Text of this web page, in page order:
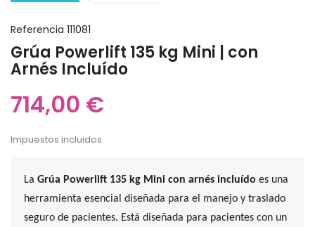
Referencia 111081
Grúa Powerlift 135 kg Mini | con
Arnés Incluído
714,00 €
Impuestos incluidos
La Grúa Powerlift 135 kg Mini con arnés incluído es una
herramienta esencial diseñada para el manejo y traslado
seguro de pacientes. Está diseñada para pacientes con un